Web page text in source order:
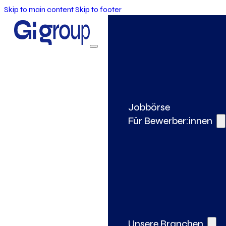
Skip to main contentSkip to footer
Jobbörse
Für Bewerber:innen